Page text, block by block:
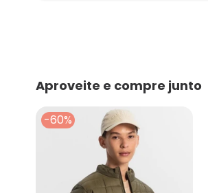
Aproveite e compre junto
-60%